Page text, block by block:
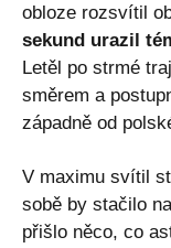
obloze rozsvítil
sekund urazil
Letěl po strmé
směrem a
západně od
V maximu svítil
sobě by stačilo
přišlo něco, co